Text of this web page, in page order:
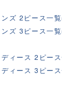
ズ 2ピース一覧
ズ 3ピース一覧
ィース 2ピース
ィース 3ピース